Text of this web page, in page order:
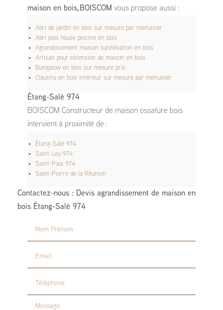
maison en bois, BOISCOM vous propose aussi :
Abri de jardin en bois sur mesure par menuisier
Abri pool house piscine en bois
Agrandissement maison surélévation en bois
Artisan pour extension de maison en bois
Bungalow en bois sur mesure prix
Claustra en bois intérieur sur mesure par menuisier
Étang-Salé 974
BOISCOM Constructeur de maison ossature bois
intervient à proximité de :
Étang-Salé 974
Saint-Leu 974
Saint-Paul 974
Saint-Pierre de la Réunion
Contactez-nous : Devis agrandissement de maison en
bois Étang-Salé 974
Nom Prénom
Email
Téléphone
Message